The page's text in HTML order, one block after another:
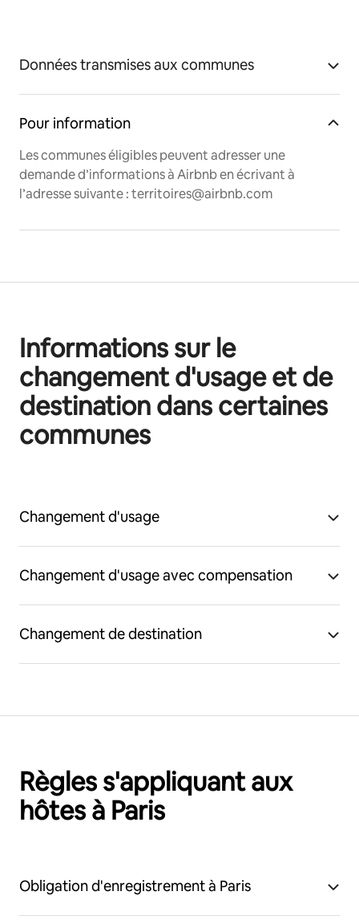
Données transmises aux communes
Pour information
Les communes éligibles peuvent adresser une
demande d’informations à Airbnb en écrivant à
l’adresse suivante : territoires@airbnb.com
Informations sur le
changement d'usage et de
destination dans certaines
communes
Changement d'usage
Changement d'usage avec compensation
Changement de destination
Règles s'appliquant aux
hôtes à Paris
Obligation d'enregistrement à Paris